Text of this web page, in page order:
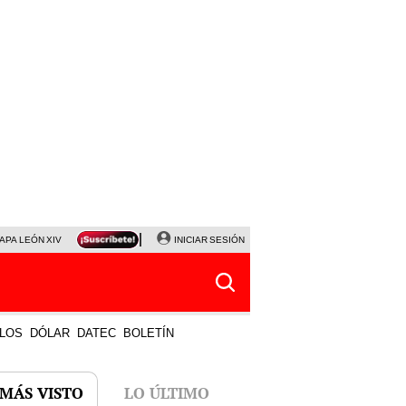
LEÓN XIV NALDY SALDAÑA LA BELLA LUZ
INICIAR SESIÓN
DÓLAR DATEC BOLETÍN
VISTO LO ÚLTIMO